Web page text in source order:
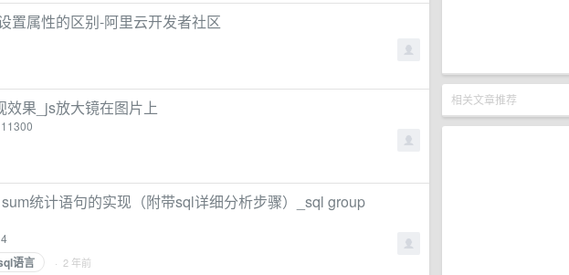
相关文章推荐
置属性的区别-阿里云开发者社区
效果_js放大镜在图片上
统计语句的实现（附带sql详细分析步骤）_sql group
语言 · 2 年前